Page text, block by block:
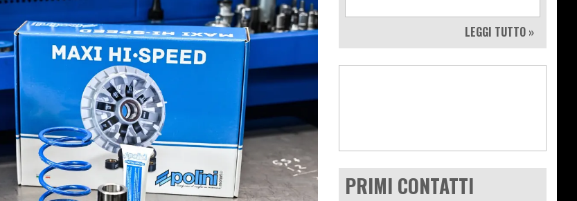
LEGGI TUTTO »
PRIMI CONTATTI